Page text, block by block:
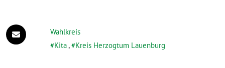
Wahlkreis
Kita, Kreis Herzogtum Lauenburg